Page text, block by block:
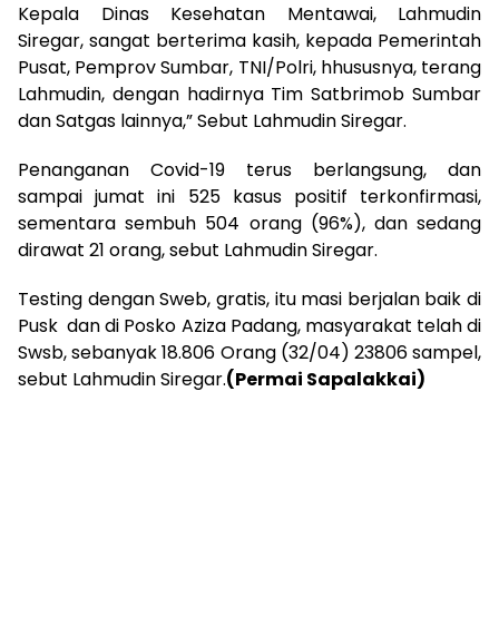
Kepala Dinas Kesehatan Mentawai, Lahmudin
Siregar, sangat berterima kasih, kepada Pemerintah
Pusat, Pemprov Sumbar, TNI/Polri, hhususnya, terang
Lahmudin, dengan hadirnya Tim Satbrimob Sumbar
dan Satgas lainnya,” Sebut Lahmudin Siregar.
Penanganan Covid-19 terus berlangsung, dan
sampai jumat ini 525 kasus positif terkonfirmasi,
sementara sembuh 504 orang (96%), dan sedang
dirawat 21 orang, sebut Lahmudin Siregar.
Testing dengan Sweb, gratis, itu masi berjalan baik di
Pusk dan di Posko Aziza Padang, masyarakat telah di
Swsb, sebanyak 18.806 Orang (32/04) 23806 sampel,
sebut Lahmudin Siregar.(Permai Sapalakkai)